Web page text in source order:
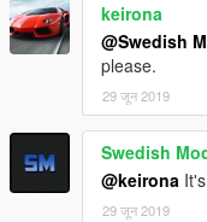
keirona
@Swedish
please.
29 जून 2019
Swedish
@keirona
29 जून 2019